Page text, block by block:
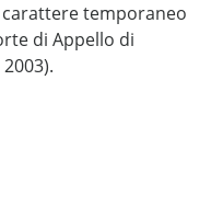
temporaneo
di Appello di